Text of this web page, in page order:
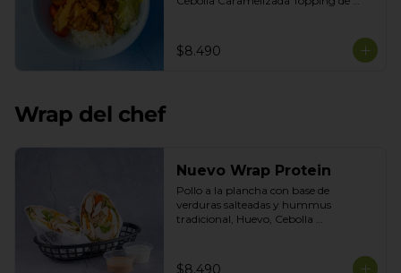
$8.490
Wrap del chef
Nuevo Wrap Protein
Pollo a la plancha con base de
verduras salteadas y hummus
tradicional, Huevo, Cebolla
Cilantro y Tasty
$8.490